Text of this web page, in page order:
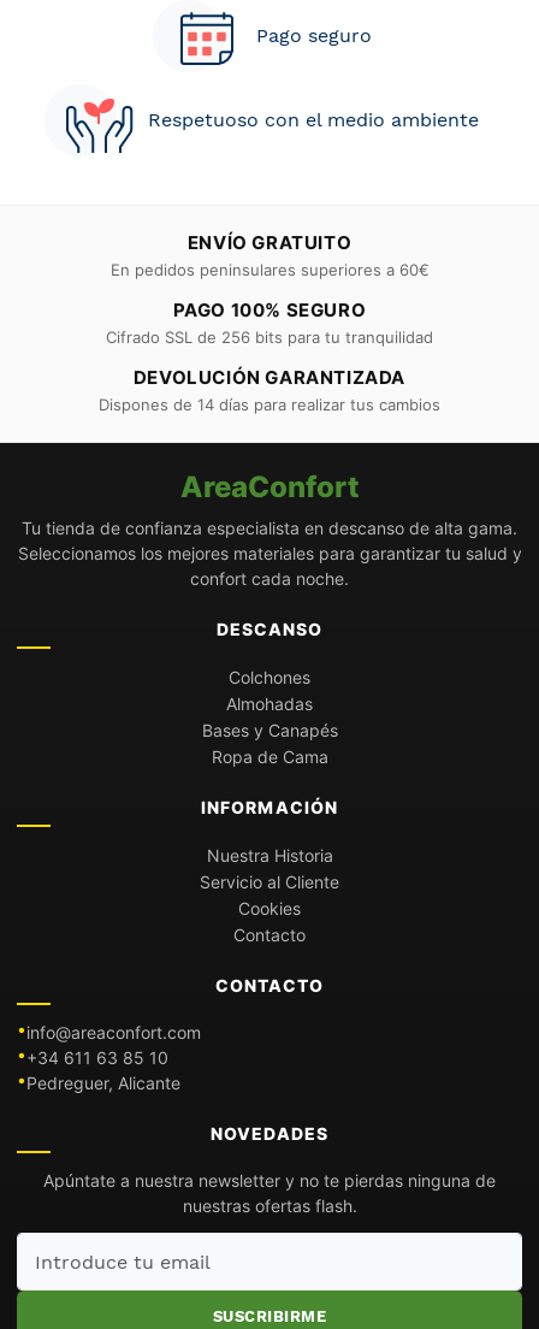
Pago seguro
Respetuoso con el medio ambiente
ENVÍO GRATUITO
En pedidos peninsulares superiores a 60€
PAGO 100% SEGURO
Cifrado SSL de 256 bits para tu tranquilidad
DEVOLUCIÓN GARANTIZADA
Dispones de 14 días para realizar tus cambios
AreaConfort
Tu tienda de confianza especialista en descanso de alta gama.
Seleccionamos los mejores materiales para garantizar tu salud y
confort cada noche.
DESCANSO
Colchones
Almohadas
Bases y Canapés
Ropa de Cama
INFORMACIÓN
Nuestra Historia
Servicio al Cliente
Cookies
Contacto
CONTACTO
info@areaconfort.com
+34 611 63 85 10
Pedreguer, Alicante
NOVEDADES
Apúntate a nuestra newsletter y no te pierdas ninguna de
nuestras ofertas flash.
Introduce
email
SUSCRIBIRME